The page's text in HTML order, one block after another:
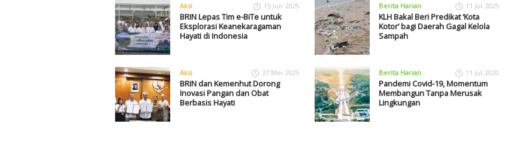
Aksi 15 Jun 2025
BRIN Lepas Tim e-BiTe untuk
Eksplorasi Keanekaragaman
Hayati di Indonesia
Aksi 27 Mei 2025
BRIN dan Kemenhut Dorong
Inovasi Pangan dan Obat
Berbasis Hayati
Berita Harian 11 Jul 2025
KLH Bakal Beri Predikat ‘Kota
Kotor’ bagi Daerah Gagal Kelola
Sampah
Berita Harian 11 Jul 2020
Pandemi Covid-19, Momentum
Membangun Tanpa Merusak
Lingkungan